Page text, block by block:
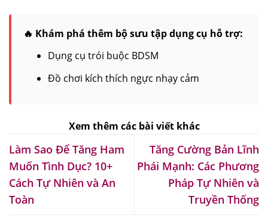
🔥 Khám phá thêm bộ sưu tập dụng cụ hỗ trợ:
Dụng cụ trói buộc BDSM
Đồ chơi kích thích ngực nhạy cảm
Làm Sao Để Tăng Ham
Muốn Tình Dục? 10+
Cách Tự Nhiên và An
Toàn
Tăng Cường Bản Lĩnh
Phái Mạnh: Các Phương
Pháp Tự Nhiên và
Truyền Thống